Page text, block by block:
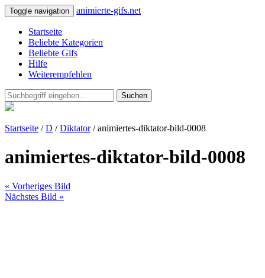
Toggle navigation animierte-gifs.net
Startseite
Beliebte Kategorien
Beliebte Gifs
Hilfe
Weiterempfehlen
Suchen
Startseite /D /Diktator/ animiertes-diktator-bild-0008
animiertes-diktator-bild-0008
« Vorheriges Bild
Nächstes Bild »